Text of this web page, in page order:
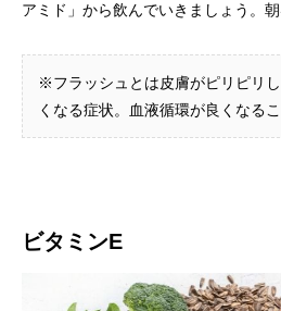
アミド」から飲んでいきましょう。
※フラッシュとは皮膚がピリピリ
くなる症状。血液循環が良くなる
ビタミンE